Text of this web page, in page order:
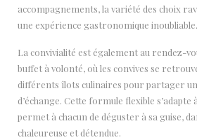
accompagnements, la variété des choix
une expérience gastronomique inoubliable.
La convivialité est également au rendez-
buffet à volonté, où les convives se
différents îlots culinaires pour partager
d’échange. Cette formule flexible s’adapte
permet à chacun de déguster à sa guise,
chaleureuse et détendue.